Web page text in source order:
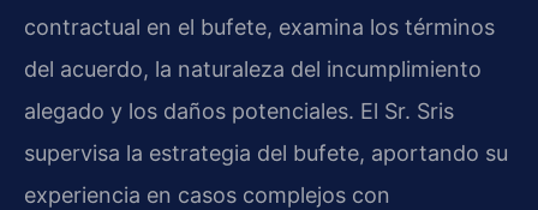
contractual en el bufete, examina los términos
del acuerdo, la naturaleza del incumplimiento
alegado y los daños potenciales. El Sr. Sris
supervisa la estrategia del bufete, aportando su
experiencia en casos complejos con